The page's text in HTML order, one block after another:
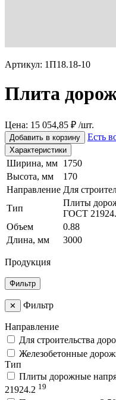
Артикул: 1П18.18-10
Плита
Цена: 15 054,85 ₽ /шт.
Добавить в корзину Есть
Характеристики
Ширина, мм 1750
Высота, мм
170
Направление Для
Тип
Плиты
ГОСТ
Объем
0.88
Длина, мм
3000
Продукция
Фильтр
✕ Фильтр
Направление
Для строительства
Железобетонные
Тип
Плиты дорожные
21924.2 19